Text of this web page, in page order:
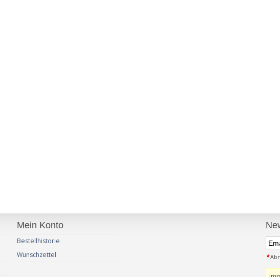
Mein Konto
Bestellhistorie
Wunschzettel
*